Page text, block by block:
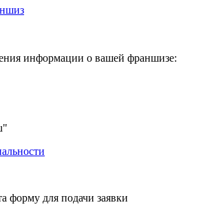
информации о вашей франшизе:
форму для подачи заявки